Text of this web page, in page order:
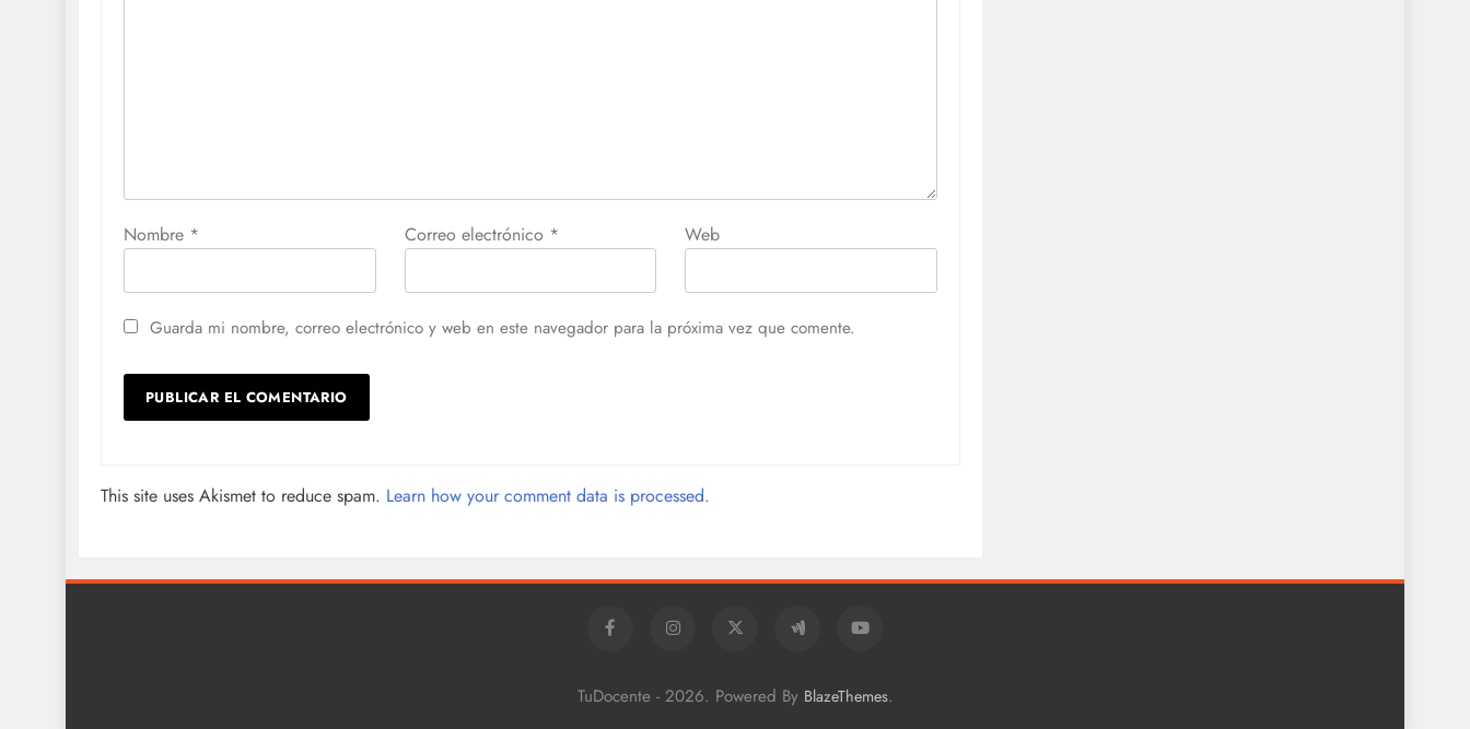
Nombre * Correo electrónico * Web
Guarda mi nombre, correo electrónico y web en este navegador para la próxima vez que comente.
This site uses Akismet to reduce spam. Learn how your comment data is processed.
TuDocente - 2026. Powered By BlazeThemes.